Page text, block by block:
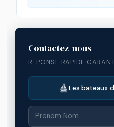
Contactez-nous
REPONSE RAPIDE
Les bateaux